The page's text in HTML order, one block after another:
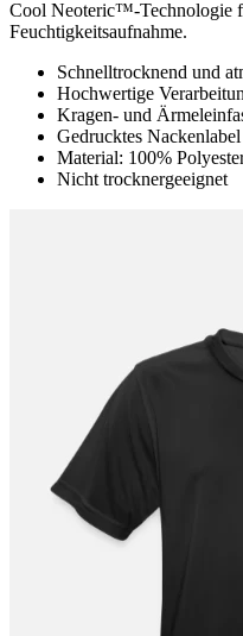
Cool Neoteric™-Technologie
Feuchtigkeitsaufnahme.
Schnelltrocknend und
Hochwertige
Kragen- und
Gedrucktes
Material: 100%
Nicht trocknergeeignet